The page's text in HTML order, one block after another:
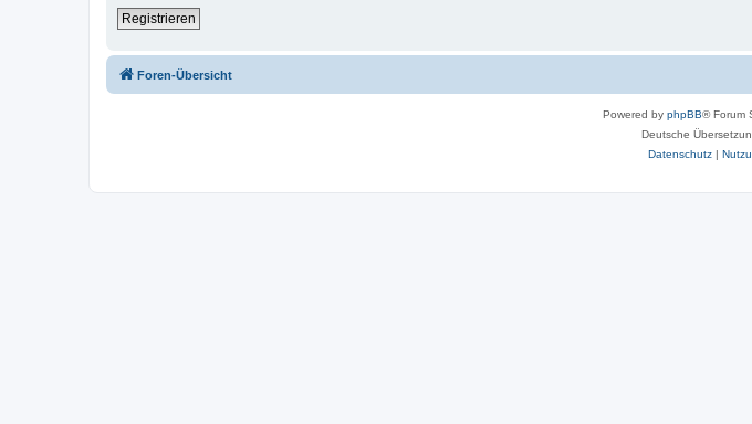
Registrieren
Foren-Übersicht
Powered by phpBB® Forum
Deutsche
Datenschutz|